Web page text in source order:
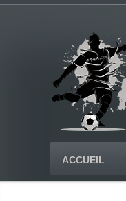
ACCUEIL